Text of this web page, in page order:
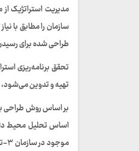
مدیریت استراتژیک
سازمان را مطابق با
طراحی شده برای
تحقق برنامه‌ریزی
تهیه و تدوین می‌شود،